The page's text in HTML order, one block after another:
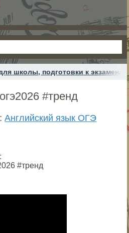
школы, подготовки к
#тренд
Английский язык ОГЭ